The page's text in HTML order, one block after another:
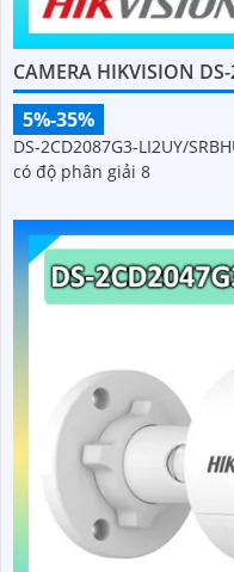
CAMERA HIKVISION
5%-35%
DS-2CD2087G3-LI2UY/
có độ phân giải 8